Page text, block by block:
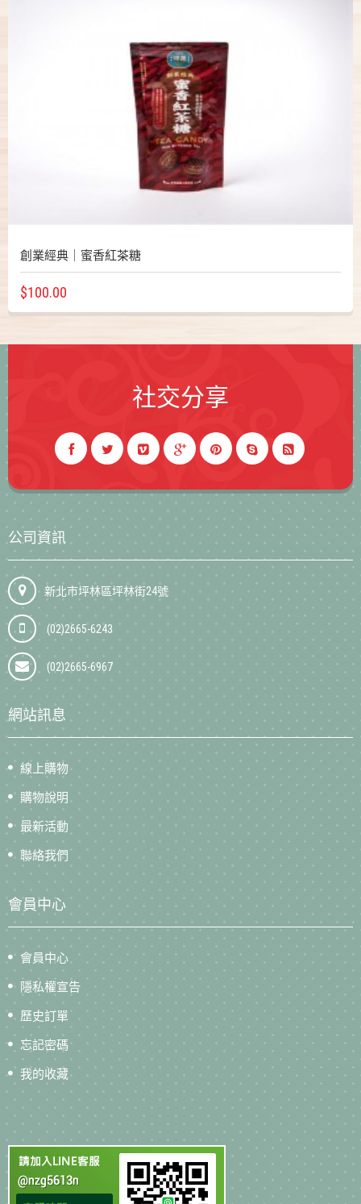
創業經典｜蜜香紅茶糖
$100.00
社交分享
公司資訊
新北市坪林區坪林街24號
(02)2665-6243
(02)2665-6967
網站訊息
線上購物
購物說明
最新活動
聯絡我們
會員中心
會員中心
隱私權宣告
歷史訂單
忘記密碼
我的收藏